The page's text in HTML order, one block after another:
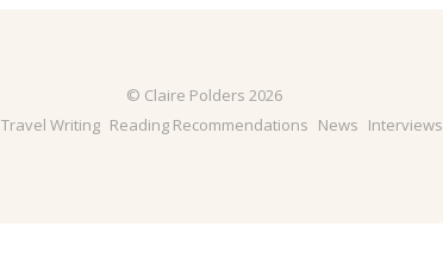
© Claire Polders 2026
Travel Writing Reading Recommendations News Interviews